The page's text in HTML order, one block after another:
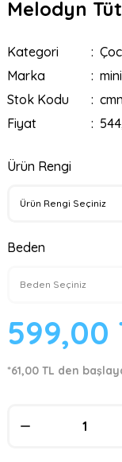
Melodyn
Kategori
Marka
Stok Kodu
Fiyat
Ürün Rengi
Beden
599,00
*61,00 TL den